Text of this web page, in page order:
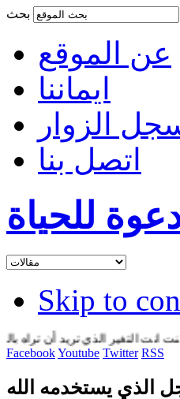
عن الموقع
ايماننا
الزوار
اتصل بنا
للحياة
Skip to
التغير الذي تريد أن تراه بالعالم
FacebookYoutube Twitter RSS
الذي يستخدمه الله